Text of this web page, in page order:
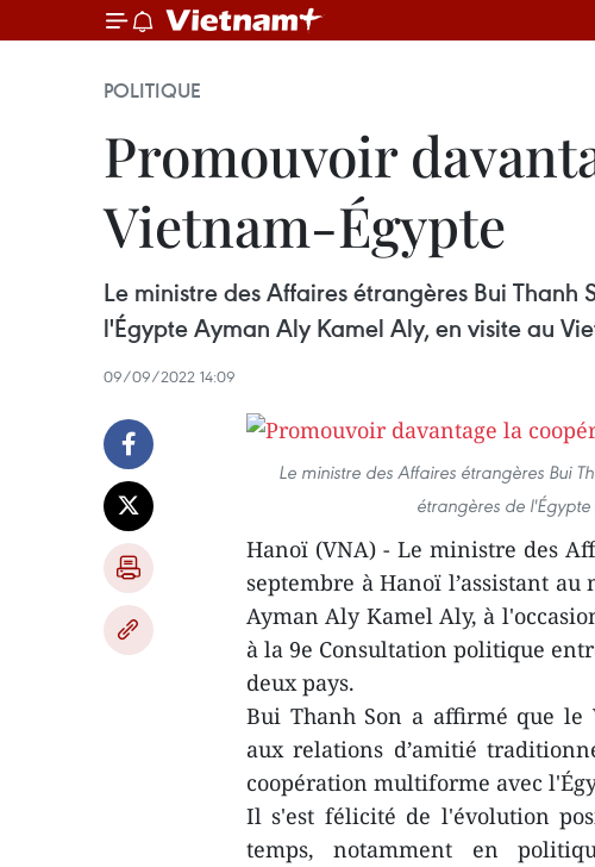
POLITIQUE
Promouvoir
Vietnam-Égypte
Le ministre des Affaires étrangères Bui
l'Égypte Ayman Aly Kamel Aly, en visite au
09/09/2022 14:09
Le ministre des Affaires étrangères Bui
étrangères de
Hanoï (VNA) - Le ministre des
septembre à Hanoï l’assistant
Ayman Aly Kamel Aly, à
à la 9e Consultation politique
deux pays.
Bui Thanh Son a affirmé que le
aux relations d’amitié
coopération multiforme avec
Il s'est félicité de l'évolution
temps, notamment en